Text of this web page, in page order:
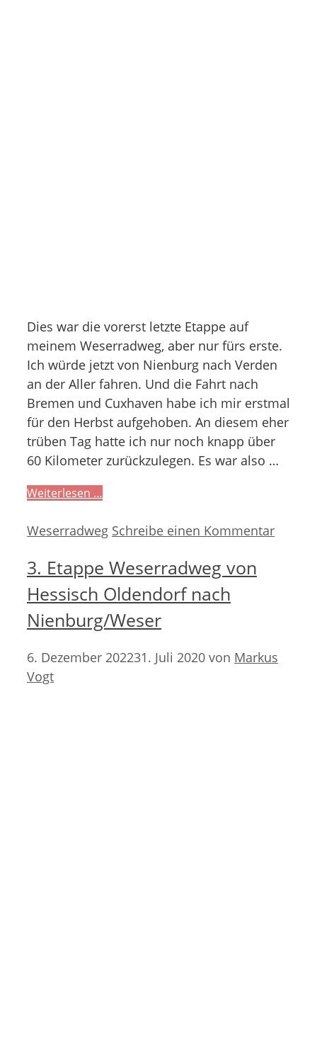
Dies war die vorerst letzte Etappe auf
meinem Weserradweg, aber nur fürs erste.
Ich würde jetzt von Nienburg nach Verden
an der Aller fahren. Und die Fahrt nach
Bremen und Cuxhaven habe ich mir erstmal
für den Herbst aufgehoben. An diesem eher
trüben Tag hatte ich nur noch knapp über
60 Kilometer zurückzulegen. Es war also …
Weiterlesen …
Kategorien
Weserradweg Schreibe einen Kommentar
3. Etappe Weserradweg von
Hessisch Oldendorf nach
Nienburg/Weser
6. Dezember 202231. Juli 2020 von Markus
Vogt